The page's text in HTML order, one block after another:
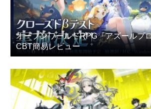
オープンワールドRPG『アズールプ
CBT簡易レビュー